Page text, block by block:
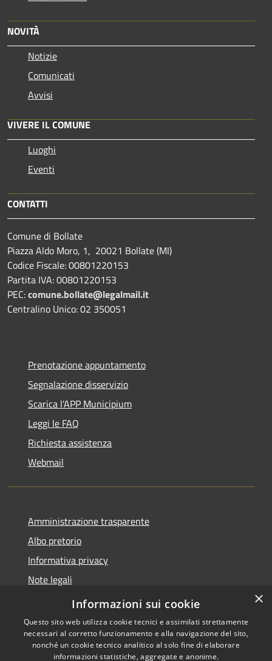
NOVITÀ
Notizie
Comunicati
Avvisi
VIVERE IL COMUNE
Luoghi
Eventi
CONTATTI
Comune di Bollate
Piazza Aldo Moro, 1, 20021 Bollate (MI)
Codice Fiscale: 00801220153
Partita IVA: 00801220153
PEC:comune.bollate@legalmail.it
Centralino Unico: 02 350051
Prenotazione appuntamento
Segnalazione disservizio
Scarica l'APP Municipium
Leggi le FAQ
Richiesta assistenza
Webmail
Amministrazione trasparente
Albo pretorio
Informativa privacy
Note legali
Dichiarazione di accessibilità
×
Informazioni sui cookie
Questo sito web utilizza cookie tecnici e assimilati strettamente
necessari al corretto funzionamento e alla navigazione del sito,
nonché un cookie tecnico analitico al solo fine di elaborare
informazioni statistiche, aggregate e anonime.